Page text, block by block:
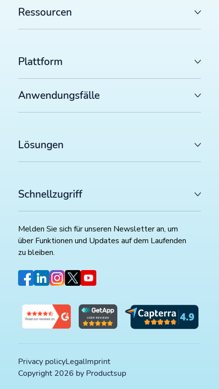
Ressourcen
Plattform
Anwendungsfälle
Lösungen
Schnellzugriff
Melden Sie sich für unseren Newsletter an, um
über Funktionen und Updates auf dem Laufenden
zu bleiben.
Privacy policyLegalImprint
Copyright 2026 by Productsup